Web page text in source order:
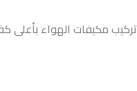
مكيفات الهواء بأعلى